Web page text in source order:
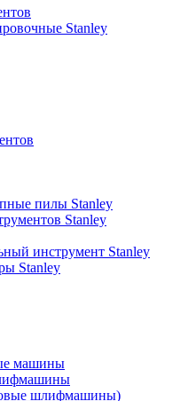
Stanley
пилы Stanley
Stanley
инструмент Stanley
Stanley
машины
шлифмашины)